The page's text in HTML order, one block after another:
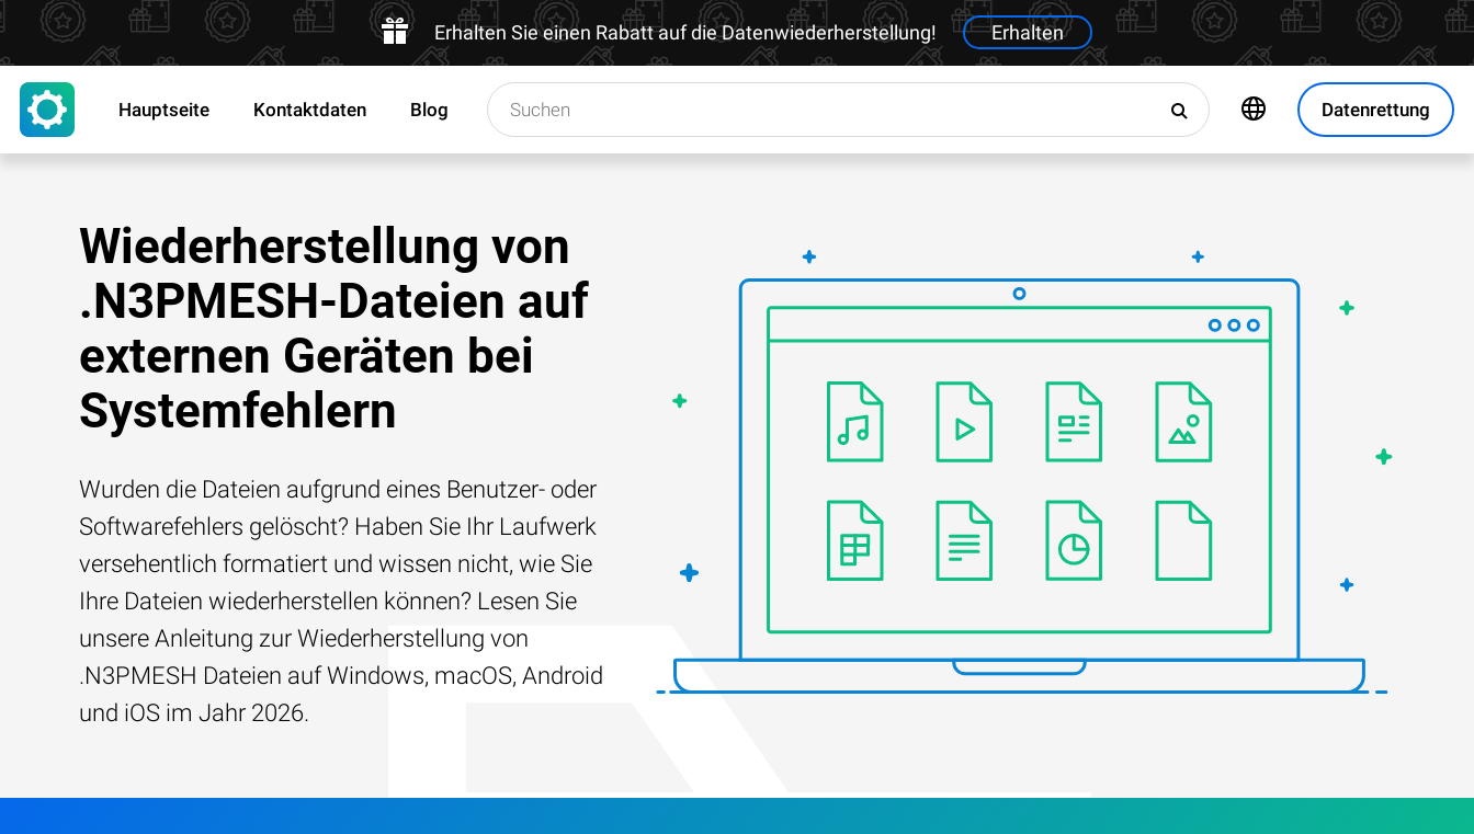
Erhalten Sie einen Rabatt auf die Datenwiederherstellung! Erhalten
Datenrettung
Hauptseite Kontaktdaten Blog
Wiederherstellung von
.N3PMESH-Dateien auf
externen Geräten bei
Systemfehlern
Wurden die Dateien aufgrund eines Benutzer- oder
Softwarefehlers gelöscht? Haben Sie Ihr Laufwerk
versehentlich formatiert und wissen nicht, wie Sie
Ihre Dateien wiederherstellen können? Lesen Sie
unsere Anleitung zur Wiederherstellung von
.N3PMESH Dateien auf Windows, macOS, Android
und iOS im Jahr 2026.